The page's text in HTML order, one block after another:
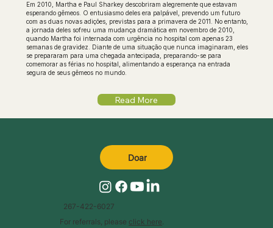
Em 2010, Martha e Paul Sharkey descobriram alegremente que estavam
esperando gêmeos. O entusiasmo deles era palpável, prevendo um futuro
com as duas novas adições, previstas para a primavera de 2011. No entanto,
a jornada deles sofreu uma mudança dramática em novembro de 2010,
quando Martha foi internada com urgência no hospital com apenas 23
semanas de gravidez. Diante de uma situação que nunca imaginaram, eles
se prepararam para uma chegada antecipada, preparando-se para
comemorar as férias no hospital, alimentando a esperança na entrada
segura de seus gêmeos no mundo.
Read More
267-422-6027
For referrals, please click here.
Doar